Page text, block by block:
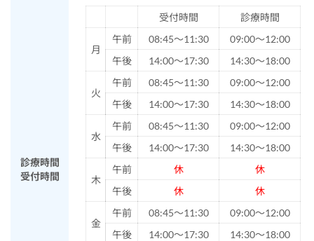
診療時間
受付時間
受付時間 診療時間
月
午前 08:45～11:30
09:00～12:00
午後
14:00～17:30 14:30～18:00
火
午前 08:45～11:30
09:00～12:00
午後
14:00～17:30 14:30～18:00
水
午前 08:45～11:30
09:00～12:00
午後
14:00～17:30 14:30～18:00
木
午前 休
休
午後
休 休
金
午前 08:45～11:30
09:00～12:00
午後
14:00～17:30 14:30～18:00